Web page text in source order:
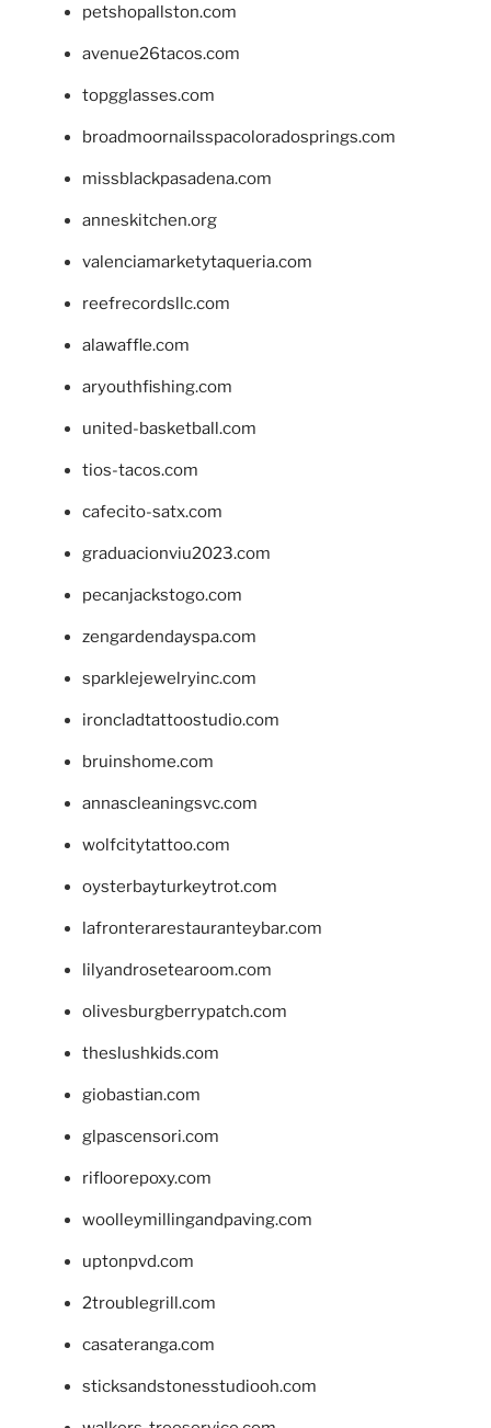
petshopallston.com
avenue26tacos.com
topgglasses.com
broadmoornailsspacoloradosprings.com
missblackpasadena.com
anneskitchen.org
valenciamarketytaqueria.com
reefrecordsllc.com
alawaffle.com
aryouthfishing.com
united-basketball.com
tios-tacos.com
cafecito-satx.com
graduacionviu2023.com
pecanjackstogo.com
zengardendayspa.com
sparklejewelryinc.com
ironcladtattoostudio.com
bruinshome.com
annascleaningsvc.com
wolfcitytattoo.com
oysterbayturkeytrot.com
lafronterarestauranteybar.com
lilyandrosetearoom.com
olivesburgberrypatch.com
theslushkids.com
giobastian.com
glpascensori.com
rifloorepoxy.com
woolleymillingandpaving.com
uptonpvd.com
2troublegrill.com
casateranga.com
sticksandstonesstudiooh.com